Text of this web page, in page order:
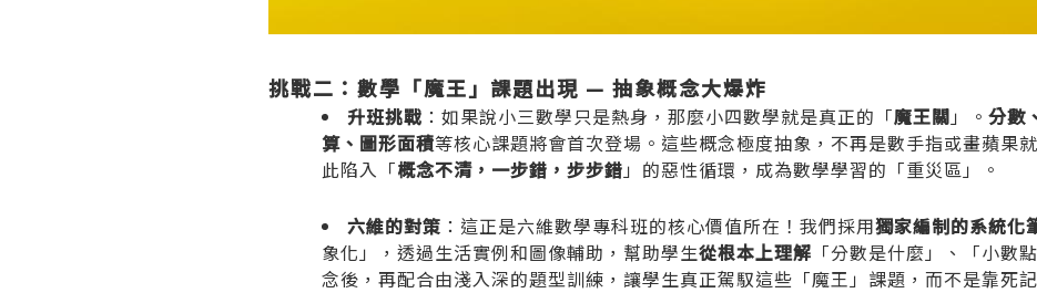
挑戰二：數學「魔王」課題出現 — 抽象概念大爆炸
升班挑戰 ：如果說小三數學只是熱身，那麼小四數學就是真正的「魔王關 」。 分數
算、圖形面積等核心課題將會首次登場。這些概念極度抽象，不再是數手指或畫蘋果
此陷入「概念不清，一步錯，步步錯 」的惡性循環，成為數學學習的「重災區」。
六維的對策 ：這正是六維數學專科班的核心價值所在！我們採用獨家編制的系統化
象化」，透過生活實例和圖像輔助，幫助學生從根本上理解 「分數是什麼」、「小數
念後，再配合由淺入深的題型訓練，讓學生真正駕馭這些「魔王」課題，而不是靠死